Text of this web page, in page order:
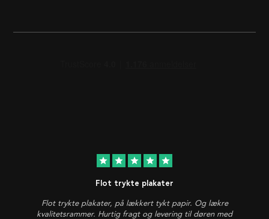
star star star star star
Flot trykte plakater
Flot trykte plakater, på lækkert tykt papir. Og lækre
kvalitetsrammer. Hurtig fragt og levering til døren med